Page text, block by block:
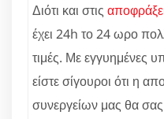
Διότι και στις
έχει 24h το 24 ωρο
τιμές. Με εγγυημένες
είστε σίγουροι ότι η
συνεργείων μας θα